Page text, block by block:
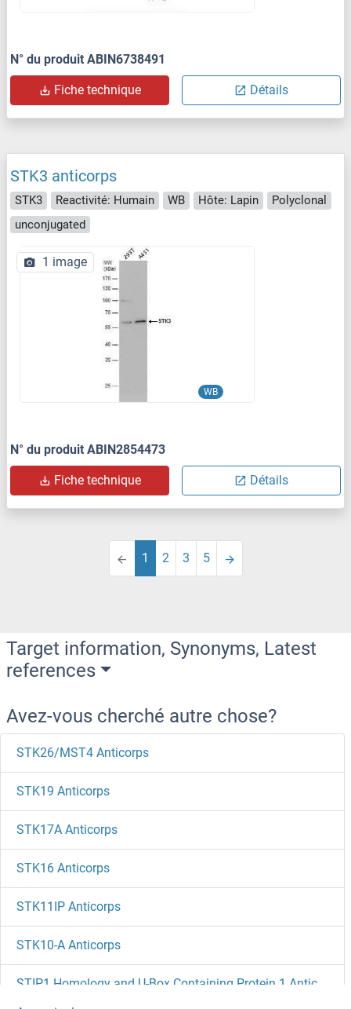
N° du produit ABIN6738491
Fiche technique Détails
STK3 anticorps
STK3 Reactivité: Humain WB Hôte: Lapin
Polyclonal
unconjugated
WB
1 image
N° du produit ABIN2854473
Fiche technique Détails
1 2 3 5
Target information, Synonyms, Latest
references
Avez-vous cherché autre chose?
STK26/MST4 Anticorps
STK19 Anticorps
STK17A Anticorps
STK16 Anticorps
STK11IP Anticorps
STK10-A Anticorps